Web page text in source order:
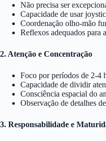
Não precisa ser
Capacidade de usar
Coordenação olho-mão
Reflexos adequados para
2. Atenção e Concentração
Foco por períodos de 2-4
Capacidade de dividir
Consciência espacial do
Observação de detalhes
3. Responsabilidade e